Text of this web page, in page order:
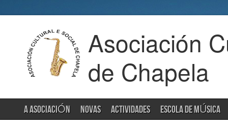
Asociación
de Chapela
A ASOCIACIÓN NOVAS ACTIVIDADES ESCOLA DE MÚSICA